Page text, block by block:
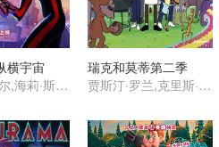
横宇宙
沙梅克·摩尔,海莉·斯坦菲尔德,奥斯卡·伊萨克,杰克·约翰逊,伊萨·雷,詹森·舒瓦兹曼,马赫沙拉·阿里,布莱恩·泰里·亨利,劳伦·维勒斯,丹尼尔·卡卢亚,卡兰·索尼,安迪·萨姆伯格,乔玛·塔科内,唐纳德·格洛弗,谢伊·惠格姆,阿曼德拉·斯坦伯格 ,瑞秋·德拉彻,佩吉·陆,安德鲁·加菲尔德,佐伊·克罗维兹,约翰·木兰尼,贵美子·格伦,克里斯·派恩
瑞克和莫蒂第二季
贾斯汀·罗兰,克里斯·帕内尔,斯宾瑟·格拉默